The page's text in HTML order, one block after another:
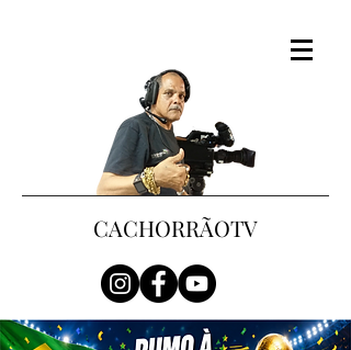
CACHORRÃOTV